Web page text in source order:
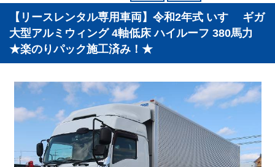
【リースレンタル専用車両】令和2年式 いすゞ ギガ
大型アルミウィング 4軸低床 ハイルーフ 380馬力
★楽のりパック施工済み！★